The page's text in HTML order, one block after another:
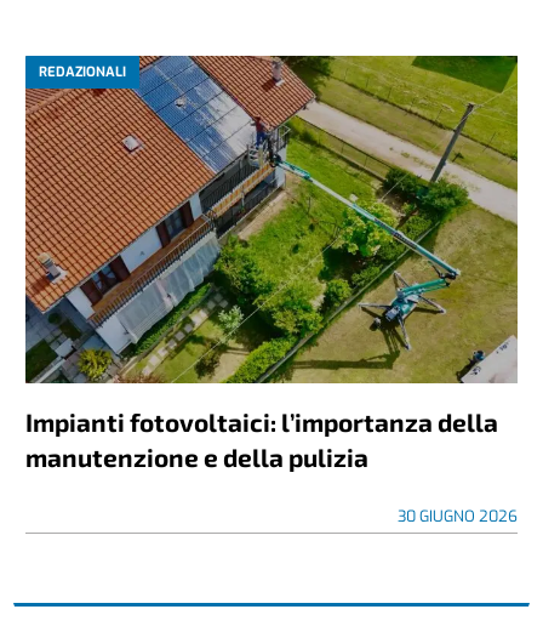
REDAZIONALI
Impianti fotovoltaici: l’importanza della
manutenzione e della pulizia
30 GIUGNO 2026